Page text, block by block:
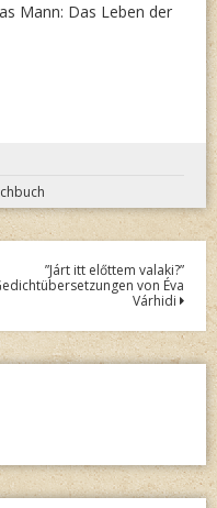
Mann: Das Leben der
”Járt itt előttem valaki?”
von Éva
Várhidi